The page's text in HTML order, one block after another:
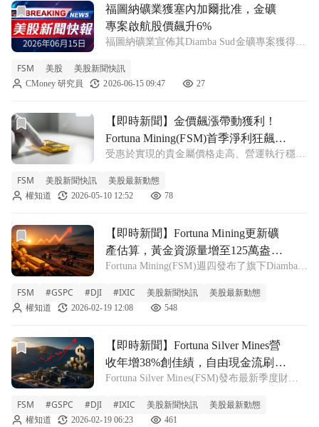
前往福圖納礦業獲塞內加爾批准，金礦專案啟航股價飆升6%
福圖納礦業獲塞內加爾批准，金礦
專案啟航股價飆升6%
福圖納礦業宣佈其Diamba Sud金礦專案獲得環
作。 FSM +3.72% 福圖納礦業(FSM)在週一的
早盤交易中股價上漲6%，這是因為該公司宣
FSM 美股 美股新聞快訊
CMoney 研究員 2026-06-15 09:47 27
前往【即時新聞】金價飆漲帶動獲利！Fortuna
【即時新聞】金價飆漲帶動獲利！
Fortuna Mining(FSM)首季淨利狂飆
200%，這檔黃金概念股迎爆發
受惠於實現的貴金屬價格走高、營運執行穩定
力，Fortuna Mining(FSM)高層宣布 2026 年第
一季創下歷史新高紀錄。總裁兼執行長 Jorge
FSM 美股新聞快訊 美股最新動態
權知道 2026-05-10 12:52 78
前往【即時新聞】Fortuna Mining更新礦產估算，黃金資源
【即時新聞】Fortuna Mining更新礦
產估算，黃金資源量增至125萬盎司
且推進建廠評估
Fortuna Mining(FSM)週四發布了旗下Diamba
官方公布的數據，該項目的指示資源量
（Indicated Resources）已顯著提升至12
FSM #GSPC #DJI #IXIC 美股新聞快訊 美股最新動態
權知道 2026-02-19 12:08 548
前往【即時新聞】Fortuna Silver Mines營收年增38%創佳
【即時新聞】Fortuna Silver Mines營
收年增38%創佳績，自由現金流刷新
歷史紀錄
Fortuna Silver Mines(FSM)發布最新季度財
第四季非公認會計準則（Non-GAAP）每股盈
餘（EPS）為0.23美元，完全符合市場預期。
FSM #GSPC #DJI #IXIC 美股新聞快訊 美股最新動態
權知道 2026-02-19 06:23 461